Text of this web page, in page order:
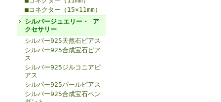
■コネクター（15×11mm）
シルバージュエリー・ ア
クセサリー
シルバー925天然石ピアス
シルバー925合成宝石ピア
ス
シルバー925ジルコニアピ
アス
シルバー925パールピアス
シルバー925合成宝石ペン